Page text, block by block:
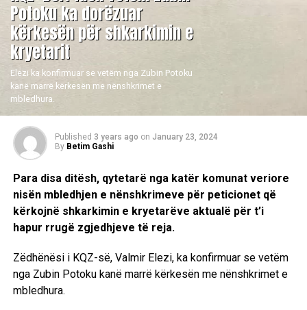
Potoku ka dorëzuar
kërkesën për shkarkimin e
kryetarit
Elezi ka konfirmuar se vetëm nga Zubin Potoku
kanë marrë kërkesën me nënshkrimet e
mbledhura.
Published 3 years ago on January 23, 2024
By Betim Gashi
Para disa ditësh, qytetarë nga katër komunat veriore
nisën mbledhjen e nënshkrimeve për peticionet që
kërkojnë shkarkimin e kryetarëve aktualë për t’i
hapur rrugë zgjedhjeve të reja.
Zëdhënësi i KQZ-së, Valmir Elezi, ka konfirmuar se vetëm
nga Zubin Potoku kanë marrë kërkesën me nënshkrimet e
mbledhura.